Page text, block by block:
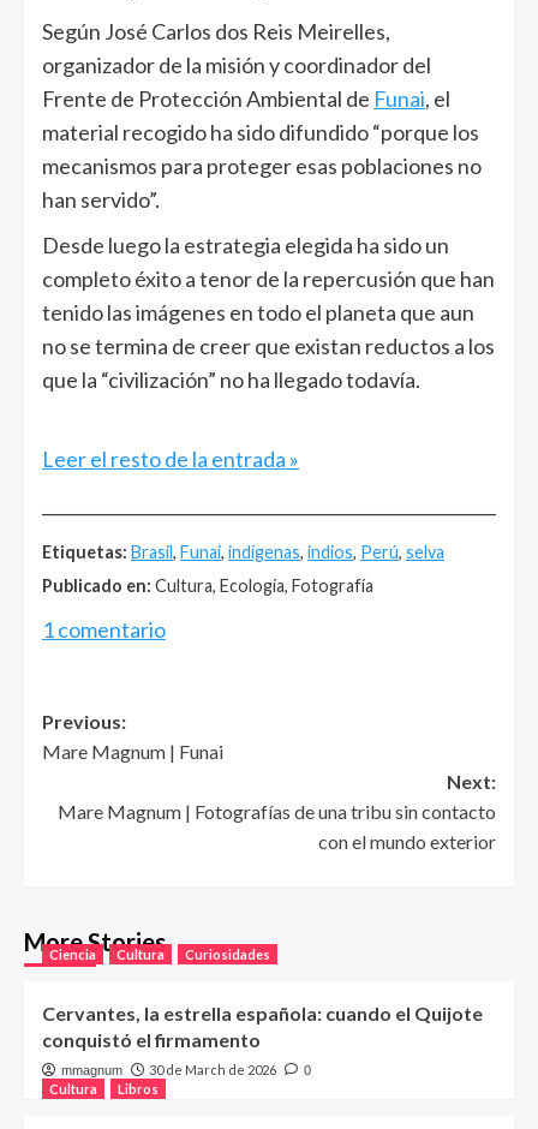
Según José Carlos dos Reis Meirelles,
organizador de la misión y coordinador del
Frente de Protección Ambiental de Funai, el
material recogido ha sido difundido “porque los
mecanismos para proteger esas poblaciones no
han servido”.
Desde luego la estrategia elegida ha sido un
completo éxito a tenor de la repercusión que han
tenido las imágenes en todo el planeta que aun
no se termina de creer que existan reductos a los
que la “civilización” no ha llegado todavía.
Leer el resto de la entrada »
Etiquetas: Brasil, Funai, indígenas, indios, Perú, selva
Publicado en: Cultura, Ecología, Fotografía
1 comentario
Post
navigation
Previous:
Mare Magnum | Funai
Next:
Mare Magnum | Fotografías de una tribu sin contacto
con el mundo exterior
More Stories
Ciencia Cultura Curiosidades
Cervantes, la estrella española: cuando el Quijote
conquistó el firmamento
mmagnum 30 de March de 2026 0
Cultura Libros